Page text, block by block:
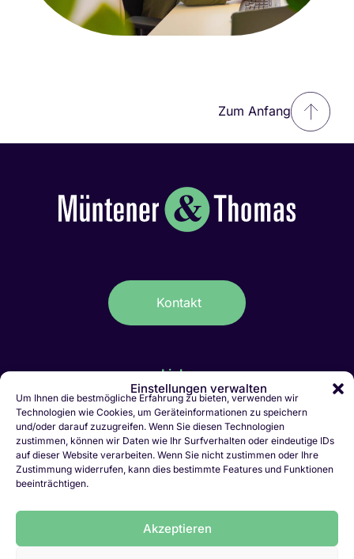
Einstellungen verwalten
Um Ihnen die bestmögliche Erfahrung zu bieten, verwenden wir
Technologien wie Cookies, um Geräteinformationen zu speichern
und/oder darauf zuzugreifen. Wenn Sie diesen Technologien
zustimmen, können wir Daten wie Ihr Surfverhalten oder eindeutige IDs
auf dieser Website verarbeiten. Wenn Sie nicht zustimmen oder Ihre
Zustimmung widerrufen, kann dies bestimmte Features und Funktionen
beeinträchtigen.
Akzeptieren
Zum Anfang
Kontakt
Links
IT-Stellen Graubünden & FL
Kaufmännische Stellen Ostschweiz
Personalvermittlung Liechtenstein
Personalvermittlung Chur
Jobletter abonnieren
Vakanz melden
LinkedIn